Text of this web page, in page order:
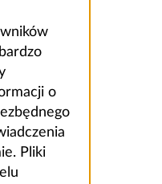
o
Pliki